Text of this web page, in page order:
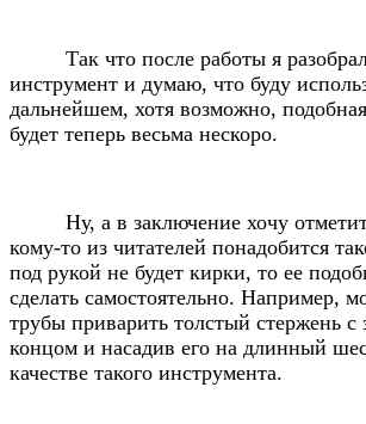
Так что после работы я
инструмент и думаю, что буду
дальнейшем, хотя возможно,
будет теперь весьма нескоро.
Ну, а в заключение хочу
кому-то из читателей понадобится
под рукой не будет кирки, то ее
сделать самостоятельно. Например,
трубы приварить толстый стержень с
концом и насадив его на длинный
качестве такого инструмента.